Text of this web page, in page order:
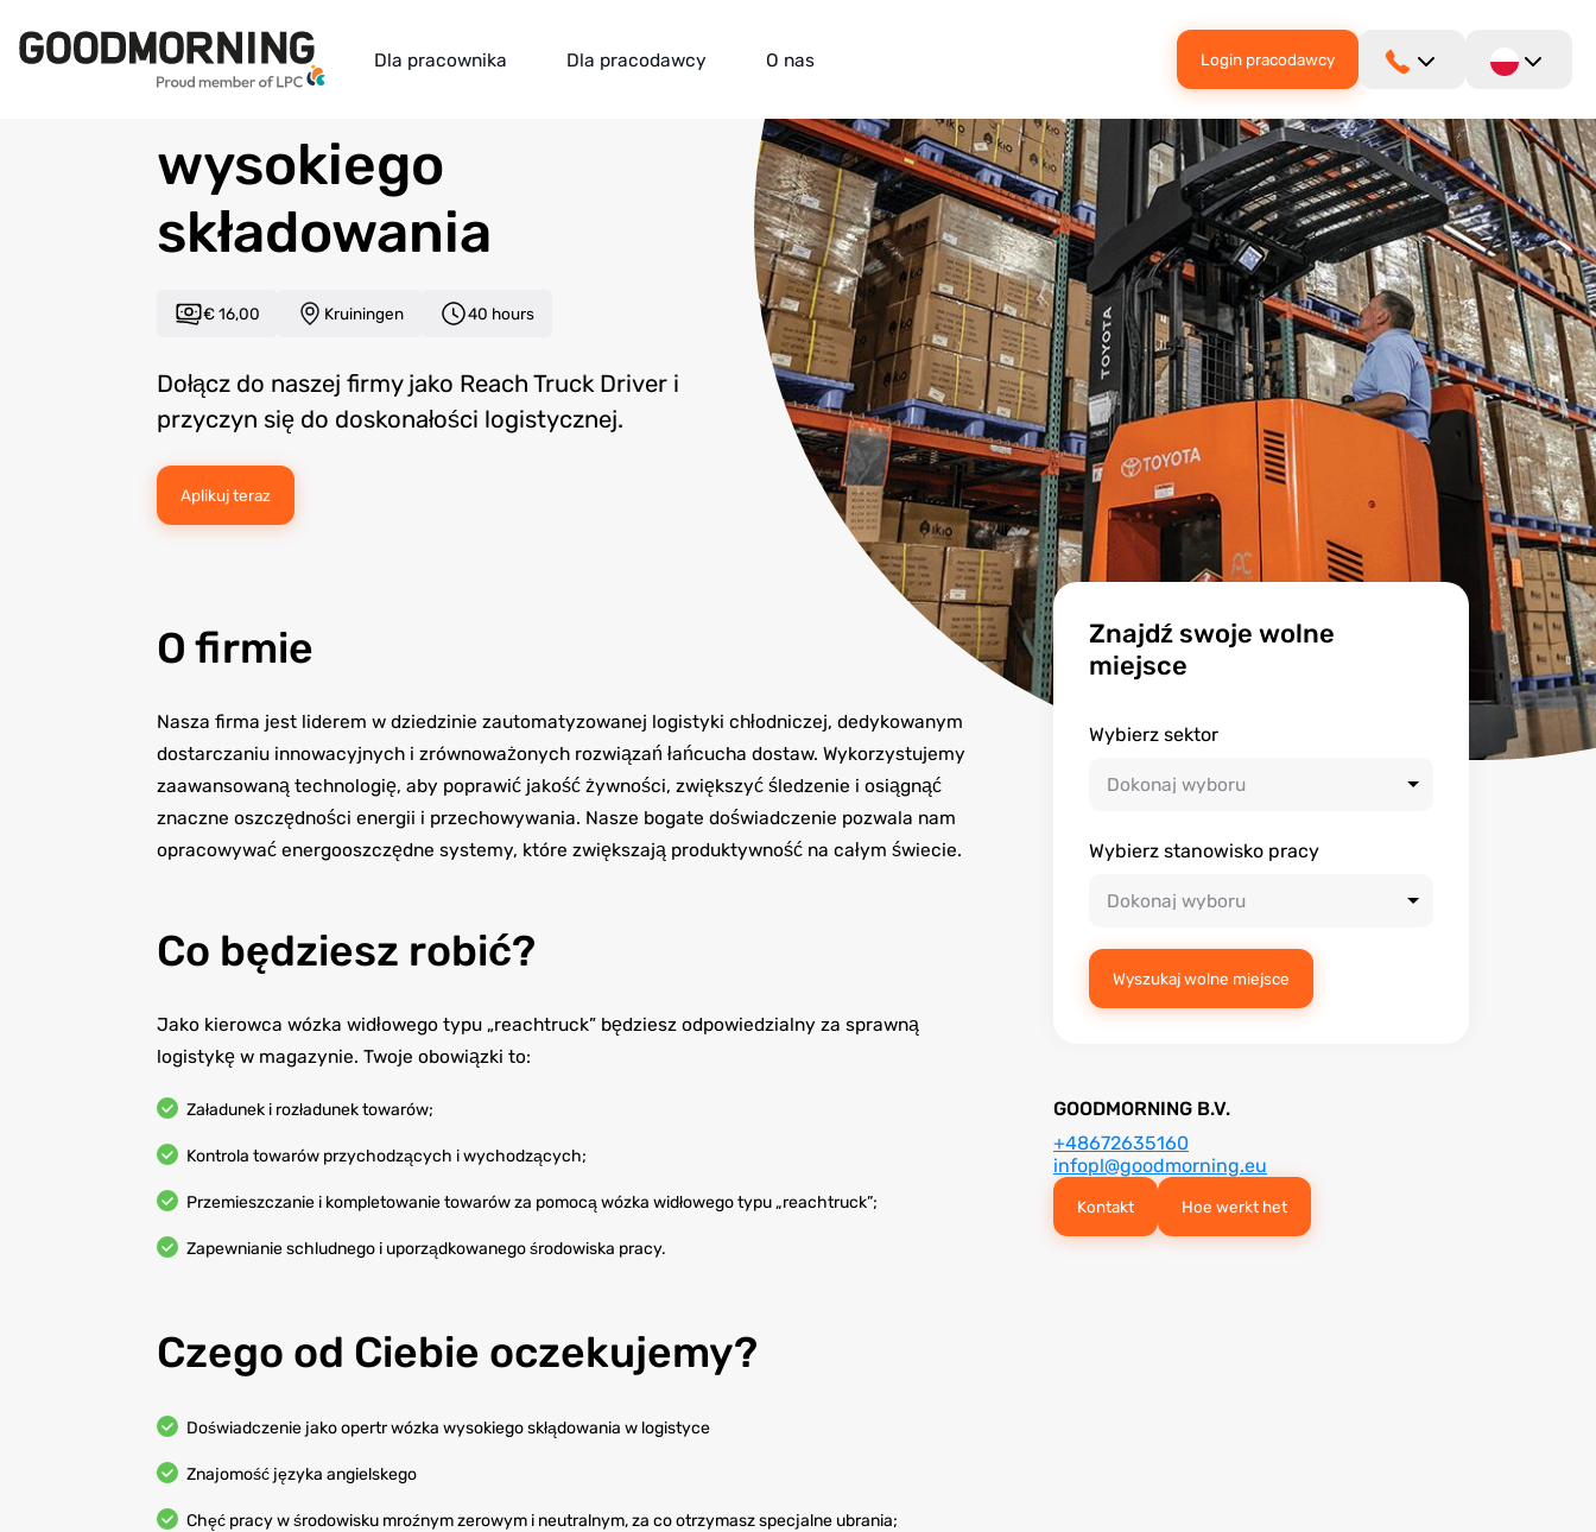
Dla pracownika Dla pracodawcy O nas Login pracodawcy
Back to overview
Kierowca wózka
wysokiego
składowania
€ 16,00 Kruiningen 40 hours
Dołącz do naszej firmy jako Reach Truck Driver i
przyczyn się do doskonałości logistycznej.
Aplikuj teraz
O firmie
Nasza firma jest liderem w dziedzinie zautomatyzowanej logistyki chłodniczej, dedykowanym
dostarczaniu innowacyjnych i zrównoważonych rozwiązań łańcucha dostaw. Wykorzystujemy
zaawansowaną technologię, aby poprawić jakość żywności, zwiększyć śledzenie i osiągnąć
znaczne oszczędności energii i przechowywania. Nasze bogate doświadczenie pozwala nam
opracowywać energooszczędne systemy, które zwiększają produktywność na całym świecie.
Co będziesz robić?
Jako kierowca wózka widłowego typu „reachtruck” będziesz odpowiedzialny za sprawną
logistykę w magazynie. Twoje obowiązki to:
Załadunek i rozładunek towarów;
Kontrola towarów przychodzących i wychodzących;
Przemieszczanie i kompletowanie towarów za pomocą wózka widłowego typu „reachtruck”;
Zapewnianie schludnego i uporządkowanego środowiska pracy.
Czego od Ciebie oczekujemy?
Doświadczenie jako opertr wózka wysokiego skłądowania w logistyce
Znajomość języka angielskego
Chęć pracy w środowisku mroźnym zerowym i neutralnym, za co otrzymasz specjalne ubrania;
Znajdź swoje wolne
miejsce
Wybierz sektor
Wybierz stanowisko pracy
Wyszukaj wolne miejsce
GOODMORNING B.V.
+48672635160
infopl@goodmorning.eu
Kontakt Hoe werkt het